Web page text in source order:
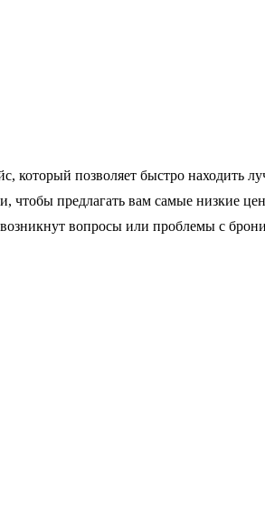
который позволяет быстро находить
предлагать вам самые низкие
вопросы или проблемы с